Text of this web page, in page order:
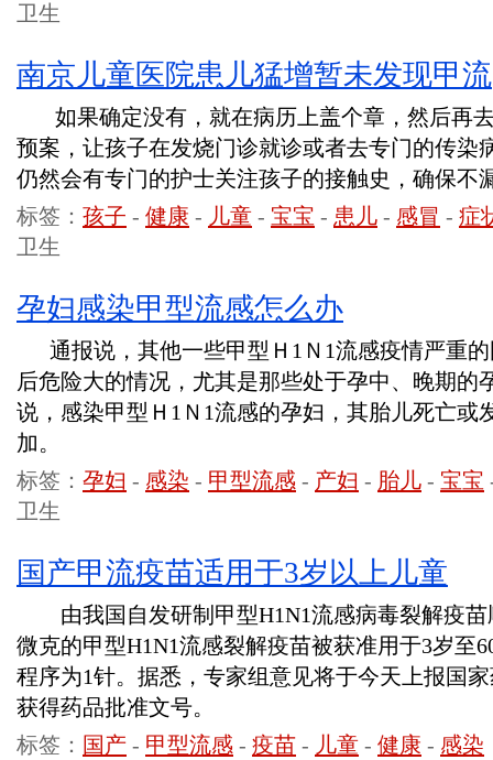
卫生
南京儿童医院患儿猛增暂未发现甲流
如果确定没有，就在病历上盖个章，然后再
预案，让孩子在发烧门诊就诊或者去专门的传染
仍然会有专门的护士关注孩子的接触史，确保不
标签： 孩子 - 健康 - 儿童 - 宝宝 - 患儿 - 感冒 - 症
卫生
孕妇感染甲型流感怎么办
通报说，其他一些甲型Ｈ1Ｎ1流感疫情严重
后危险大的情况，尤其是那些处于孕中、晚期的
说，感染甲型Ｈ1Ｎ1流感的孕妇，其胎儿死亡或
加。
标签： 孕妇 - 感染 - 甲型流感 - 产妇 - 胎儿 - 宝宝
卫生
国产甲流疫苗适用于3岁以上儿童
由我国自发研制甲型H1N1流感病毒裂解疫苗
微克的甲型H1N1流感裂解疫苗被获准用于3岁至
程序为1针。据悉，专家组意见将于今天上报国
获得药品批准文号。
标签： 国产 - 甲型流感 - 疫苗 - 儿童 - 健康 - 感染